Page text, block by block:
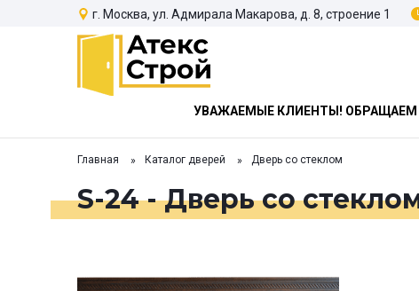
г. Москва, ул. Адмирала Макарова, д. 8, строение 1
УВАЖАЕМЫЕ КЛИЕНТЫ! ОБРАЩАЕМ
Главная Каталог дверей Дверь со стеклом
S-24 - Дверь со